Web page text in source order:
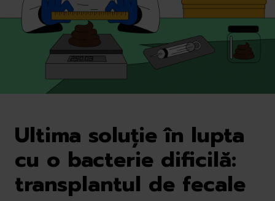
Ultima soluție în lupta
cu o bacterie dificilă:
transplantul de fecale